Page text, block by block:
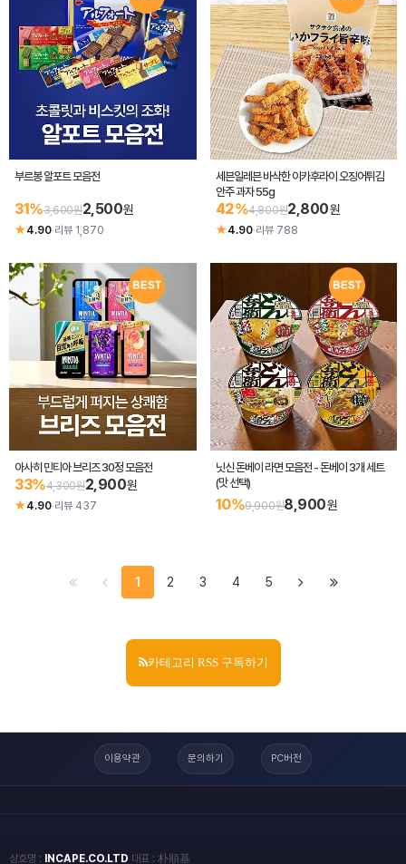
부르봉 알포트 모음전
31%3,600원2,500원
★4.90·리뷰 1,870
세븐일레븐 바삭한 이카후라이 오징어튀김
안주 과자 55g
42%4,800원2,800원
★4.90·리뷰 788
아사히 민티아 브리즈 30정 모음전
33%4,300원2,900원
★4.90·리뷰 437
닛신 돈베이 라면 모음전 - 돈베이 3개 세트
(맛 선택)
10%9,900원8,900원
1 2 3 4 5
카테고리 RSS 구독하기
이용약관 문의하기 PC버전
상호명 : INCAPE.CO.LTD 대표 : 朴順基